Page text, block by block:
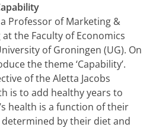
Professor of Marketing &
the Faculty of Economics
of Groningen (UG). On
the theme ‘Capability’.
of the Aletta Jacobs
is to add healthy years to
health is a function of their
by their diet and